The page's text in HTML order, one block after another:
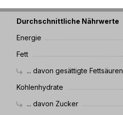
Durchschnittliche Nährwerte
Energie
Fett
... davon gesättigte Fettsäuren
Kohlenhydrate
... davon Zucker